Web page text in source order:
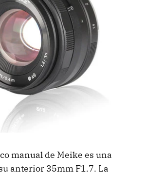
manual de Meike es una
anterior 35mm F1.7. La